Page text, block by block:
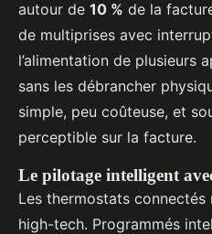
autour de 10 % de la
de multiprises avec
l’alimentation de plusieurs
sans les débrancher
simple, peu coûteuse, et
perceptible sur la facture.
Le pilotage intelligent
Les thermostats connectés
high-tech. Programmés